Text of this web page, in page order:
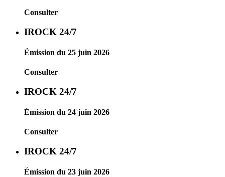
Consulter
IROCK 24/7
Émission du 25 juin 2026
Consulter
IROCK 24/7
Émission du 24 juin 2026
Consulter
IROCK 24/7
Émission du 23 juin 2026